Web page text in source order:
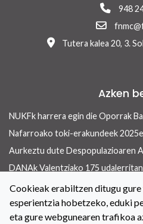
948
Tutera kalea 20, 3.
Azken
Cookieak erabiltzen ditugu
esperientzia hobetzeko, eduki
eta gure webgunearen trafikoa